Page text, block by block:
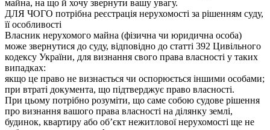
майна, на що й хочу звернути вашу увагу.
ДЛЯ ЧОГО потрібна реєстрація нерухомості за рішенням суду,
її особливості
Власник нерухомого майна (фізична чи юридична особа)
може звернутися до суду, відповідно до статті 392 Цивільного
кодексу України, для визнання свого права власності у таких
випадках:
якщо це право не визнається чи оспорюється іншими особами;
при втраті документа, що підтверджує право власності.
При цьому потрібно розуміти, що саме собою судове рішення
про визнання вашого права власності на ділянку землі,
будинок, квартиру або об’єкт нежитлової нерухомості ще не